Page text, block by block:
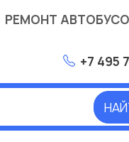
РЕМОНТ
+7 495